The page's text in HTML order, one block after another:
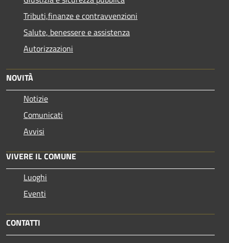
Tributi,finanze e contravvenzioni
Salute, benessere e assistenza
Autorizzazioni
NOVITÀ
Notizie
Comunicati
Avvisi
VIVERE IL COMUNE
Luoghi
Eventi
CONTATTI